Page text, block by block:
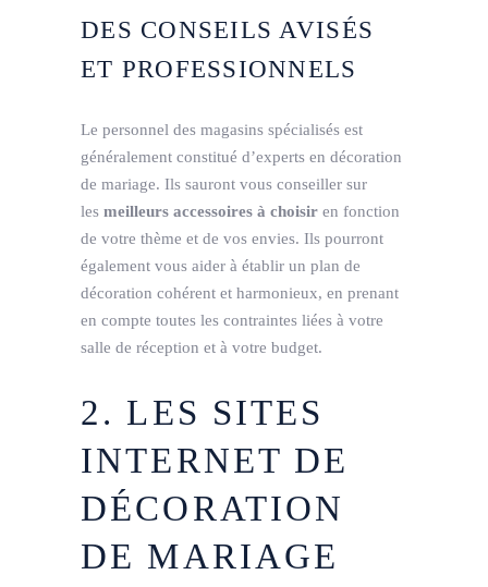
DES CONSEILS AVISÉS
ET PROFESSIONNELS
Le personnel des magasins spécialisés est
généralement constitué d’experts en décoration
de mariage. Ils sauront vous conseiller sur
les meilleurs accessoires à choisir en fonction
de votre thème et de vos envies. Ils pourront
également vous aider à établir un plan de
décoration cohérent et harmonieux, en prenant
en compte toutes les contraintes liées à votre
salle de réception et à votre budget.
2. LES SITES
INTERNET DE
DÉCORATION
DE MARIAGE